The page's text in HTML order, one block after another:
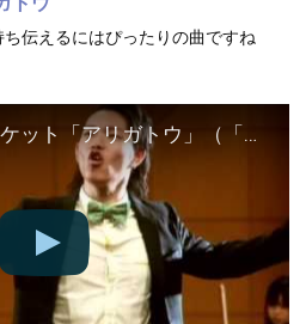
ち伝えるにはぴったりの曲ですね
[ショート] ソナーポケット「アリガトウ」（「ソナポケイズム SUPER BEST」収録）